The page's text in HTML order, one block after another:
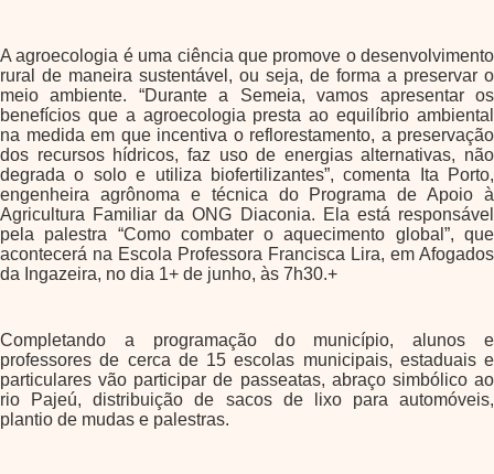
A agroecologia é uma ciência que promove o desenvolvimento
rural de maneira sustentável, ou seja, de forma a preservar o
meio ambiente. “Durante a Semeia, vamos apresentar os
benefícios que a agroecologia presta ao equilíbrio ambiental
na medida em que incentiva o reflorestamento, a preservação
dos recursos hídricos, faz uso de energias alternativas, não
degrada o solo e utiliza biofertilizantes”, comenta Ita Porto,
engenheira agrônoma e técnica do Programa de Apoio à
Agricultura Familiar da ONG Diaconia. Ela está responsável
pela palestra “Como combater o aquecimento global”, que
acontecerá na Escola Professora Francisca Lira, em Afogados
da Ingazeira, no dia 1+ de junho, às 7h30.+
Completando a programação do município, alunos e
professores de cerca de 15 escolas municipais, estaduais e
particulares vão participar de passeatas, abraço simbólico ao
rio Pajeú, distribuição de sacos de lixo para automóveis,
plantio de mudas e palestras.